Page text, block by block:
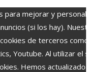
para mejorar y
(si los hay).
de terceros como
Youtube. Al utilizar el
Hemos actualizado